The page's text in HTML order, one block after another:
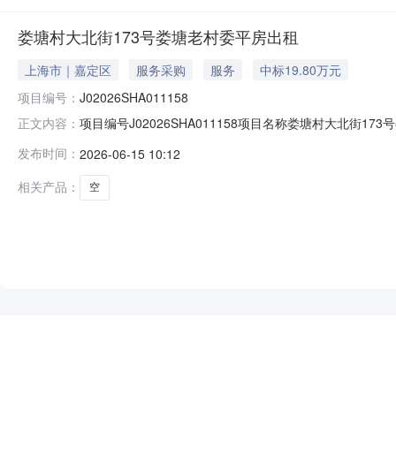
娄塘村大北街173号娄塘老村委平房出租
上海市｜嘉定区 服务采购 服务
中标19.80万元
项目编号： J02026SHA011158
正文内容： 项目编号J02026SHA011158项目名称娄塘村大北街173
老师021-62657272-124）；联系地址（上海市云岭东路
发布时间： 2026-06-15 10:12
相关产品：
空